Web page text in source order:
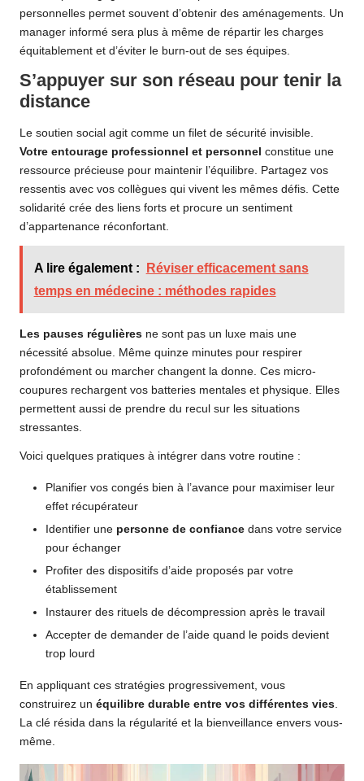
personnelles permet souvent d’obtenir des aménagements. Un
manager informé sera plus à même de répartir les charges
équitablement et d’éviter le burn-out de ses équipes.
S’appuyer sur son réseau pour tenir la
distance
Le soutien social agit comme un filet de sécurité invisible.
Votre entourage professionnel et personnel constitue une
ressource précieuse pour maintenir l’équilibre. Partagez vos
ressentis avec vos collègues qui vivent les mêmes défis. Cette
solidarité crée des liens forts et procure un sentiment
d’appartenance réconfortant.
A lire également :
Réviser efficacement sans
temps en médecine : méthodes rapides
Les pauses régulières ne sont pas un luxe mais une
nécessité absolue. Même quinze minutes pour respirer
profondément ou marcher changent la donne. Ces micro-
coupures rechargent vos batteries mentales et physique. Elles
permettent aussi de prendre du recul sur les situations
stressantes.
Voici quelques pratiques à intégrer dans votre routine :
Planifier vos congés bien à l’avance pour maximiser leur
effet récupérateur
Identifier une personne de confiance dans votre service
pour échanger
Profiter des dispositifs d’aide proposés par votre
établissement
Instaurer des rituels de décompression après le travail
Accepter de demander de l’aide quand le poids devient
trop lourd
En appliquant ces stratégies progressivement, vous
construirez un équilibre durable entre vos différentes vies.
La clé résida dans la régularité et la bienveillance envers vous-
même.